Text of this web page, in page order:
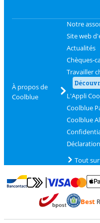
À propos de
Coolblue
Notre
Site web
Actualités
Chèques-
Travailler
L'Appli
Coolblue
Coolblue
Tout
Payer avec Bancontact
Payer avec MasterCard
Best